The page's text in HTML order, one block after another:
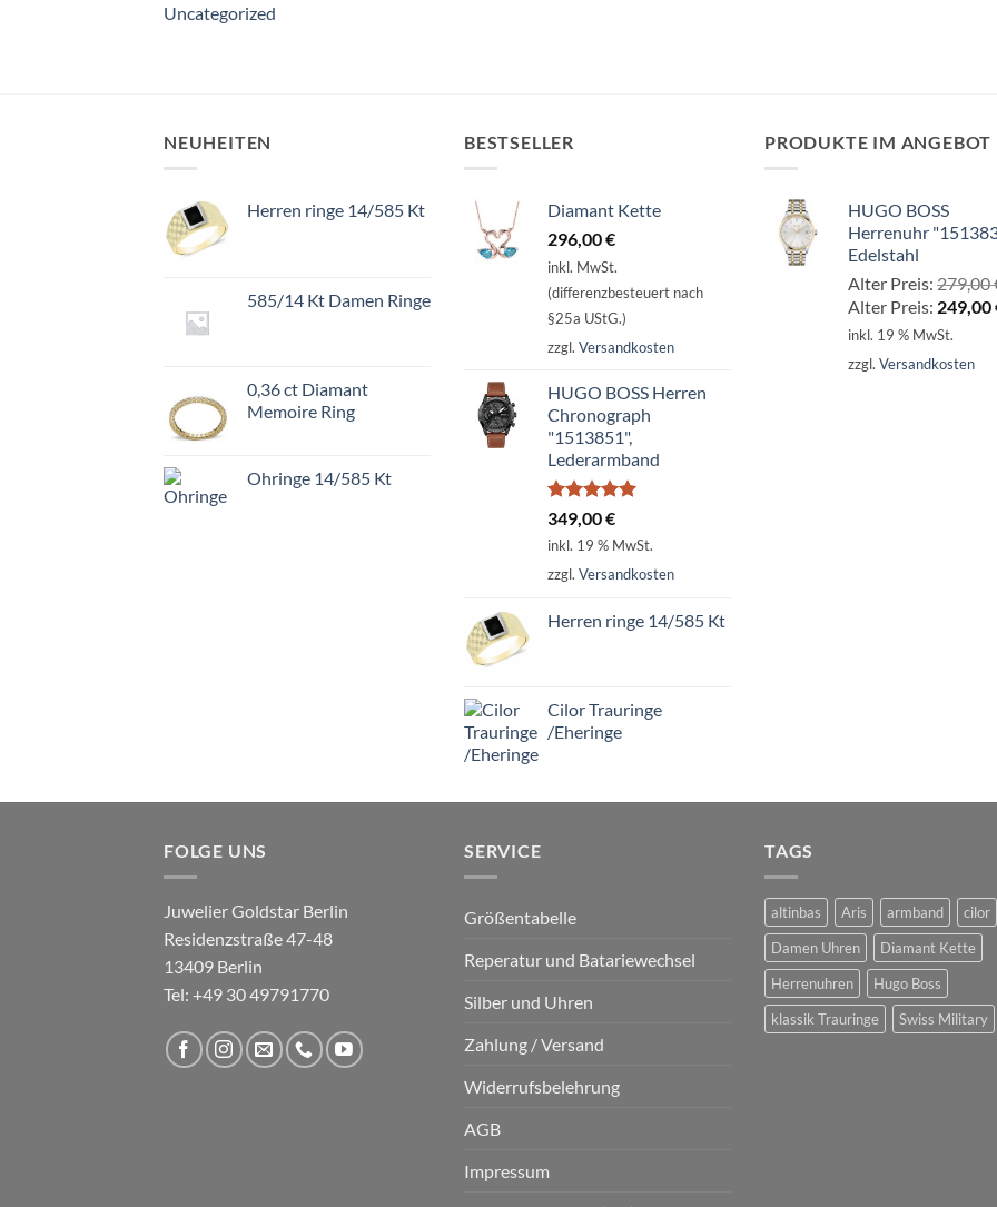
Uncategorized
NEUHEITEN
Herren ringe 14/585 Kt
585/14 Kt Damen Ringe
0,36 ct Diamant
Memoire Ring
Ohringe 14/585 Kt
BESTSELLER
Diamant Kette
296,00€
inkl. MwSt.
(differenzbesteuert nach
§25a UStG.)
zzgl. Versandkosten
HUGO BOSS Herren
Chronograph
"1513851",
Lederarmband
Bewertet
mit5.00
von 5
349,00€
inkl. 19 % MwSt.
zzgl. Versandkosten
Herren ringe 14/585 Kt
Cilor Trauringe
/Eheringe
PRODUKTE IM ANGEBOT
HUGO BOSS
Herrenuhr
Edelstahl
Alter Preis: 279,00
Alter Preis: 249,00
inkl. 19 % MwSt.
zzgl. Versandkosten
FOLGE UNS
Juwelier Goldstar Berlin
Residenzstraße 47-48
13409 Berlin
Tel: +49 30 49791770
SERVICE
Größentabelle
Reperatur und Batariewechsel
Silber und Uhren
Zahlung / Versand
Widerrufsbelehrung
AGB
Impressum
TAGS
altinbas Aris armband
cilor
Damen Uhren
Diamant Kette
Herrenuhren
Hugo Boss
klassik Trauringe
Swiss Military